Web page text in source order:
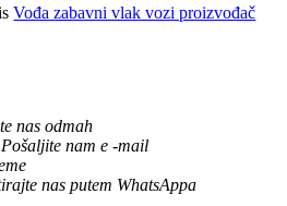
Vođa zabavni vlak vozi proizvođač
nas odmah
Pošaljite nam e -mail
nas putem WhatsAppa